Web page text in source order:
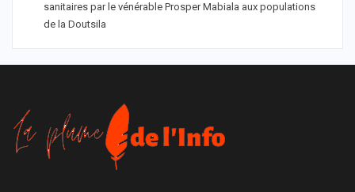
sanitaires par le vénérable Prosper Mabiala aux populations
de la Doutsila